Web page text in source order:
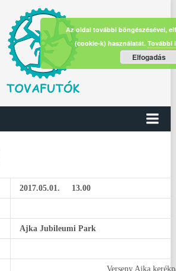
2017.05.01. 13.00
Ajka Jubileumi Park
Verseny Ajka
Az oldal további böngészésével,
(cookie-k) használatát. További
Elfogadás